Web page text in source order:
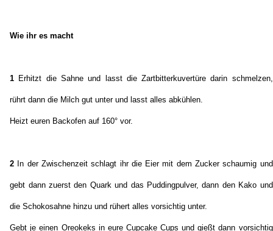
Wie ihr es macht
1 Erhitzt die Sahne und lasst die Zartbitterkuvertüre darin schmelzen,
rührt dann die Milch gut unter und lasst alles abkühlen.
Heizt euren Backofen auf 160° vor.
2 In der Zwischenzeit schlagt ihr die Eier mit dem Zucker schaumig und
gebt dann zuerst den Quark und das Puddingpulver, dann den Kako und
die Schokosahne hinzu und rühert alles vorsichtig unter.
Gebt je einen Oreokeks in eure Cupcake Cups und gießt dann vorsichtig